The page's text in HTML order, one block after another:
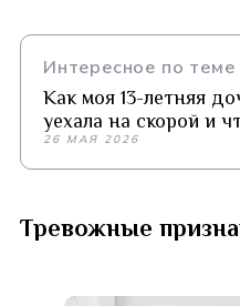
Интересное по теме
Как моя 13-летняя
уехала на скорой и
26 МАЯ 2026
Тревожные